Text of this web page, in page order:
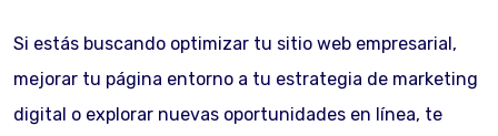
Si estás buscando optimizar tu sitio web empresarial,
mejorar tu página entorno a tu estrategia de marketing
digital o explorar nuevas oportunidades en línea, te